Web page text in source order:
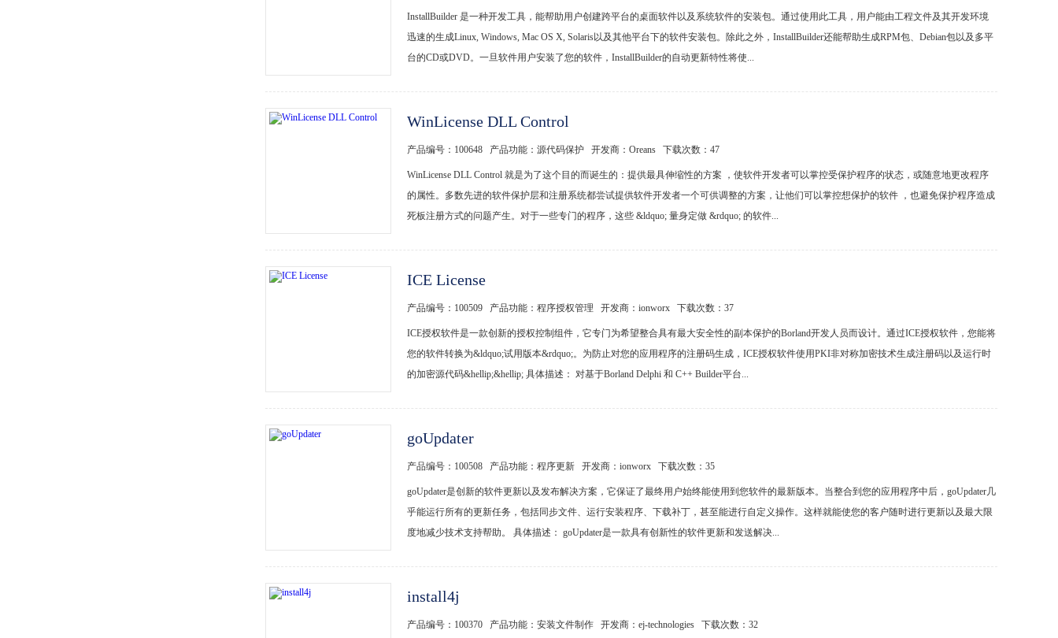
InstallBuilder 是一种开发工具，能帮助用户创建跨平台的桌面软件以及系统软件的安装包。通过使用此工具，用户能由工程文件及其开发环境
迅速的生成Linux, Windows, Mac OS X, Solaris以及其他平台下的软件安装包。除此之外，InstallBuilder还能帮助生成RPM包、Debian包以及多平
台的CD或DVD。一旦软件用户安装了您的软件，InstallBuilder的自动更新特性将使...
WinLicense DLL Control
产品编号：100648 产品功能：源代码保护 开发商：Oreans 下载次数： 47
WinLicense DLL Control 就是为了这个目的而诞生的：提供最具伸缩性的方案 ，使软件开发者可以掌控受保护程序的状态，或随意地更改程序
的属性。多数先进的软件保护层和注册系统都尝试提供软件开发者一个可供调整的方案，让他们可以掌控想保护的软件 ，也避免保护程序造成
死板注册方式的问题产生。对于一些专门的程序，这些 &ldquo; 量身定做 &rdquo; 的软件...
ICE License
产品编号：100509 产品功能：程序授权管理 开发商：ionworx 下载次数： 37
ICE授权软件是一款创新的授权控制组件，它专门为希望整合具有最大安全性的副本保护的Borland开发人员而设计。通过ICE授权软件，您能将
您的软件转换为&ldquo;试用版本&rdquo;。为防止对您的应用程序的注册码生成，ICE授权软件使用PKI非对称加密技术生成注册码以及运行时
的加密源代码&hellip;&hellip; 具体描述： 对基于Borland Delphi 和 C++ Builder平台...
goUpdater
产品编号：100508 产品功能：程序更新 开发商：ionworx 下载次数： 35
goUpdater是创新的软件更新以及发布解决方案，它保证了最终用户始终能使用到您软件的最新版本。当整合到您的应用程序中后，goUpdater几
乎能运行所有的更新任务，包括同步文件、运行安装程序、下载补丁，甚至能进行自定义操作。这样就能使您的客户随时进行更新以及最大限
度地减少技术支持帮助。 具体描述： goUpdater是一款具有创新性的软件更新和发送解决...
install4j
产品编号：100370 产品功能：安装文件制作 开发商：ej-technologies 下载次数： 32